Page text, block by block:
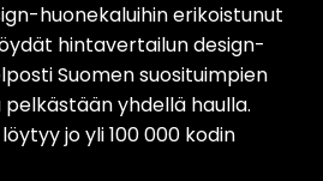
huonekaluihin erikoistunut
hintavertailun design-
Suomen suosituimpien
yhdellä haulla.
jo yli 100 000 kodin